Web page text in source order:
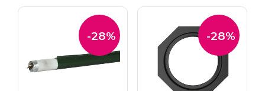
-28% -28%